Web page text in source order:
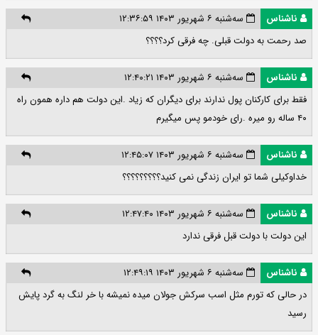
ناشناس
سه‌شنبه ۶ شهریور ۱۴۰۳ ۱۲:۳۶:۵۹
صد رحمت به دولت قبلی. چه فرقی کرد؟؟؟؟
ناشناس
سه‌شنبه ۶ شهریور ۱۴۰۳ ۱۲:۴۰:۲۱
فقط برای کارکنان پول ندارند برای دیگران که زیاد .این دولت هم داره همون راه
۴۰ ساله رو میره .رای خودمو پس میگیرم
ناشناس
سه‌شنبه ۶ شهریور ۱۴۰۳ ۱۲:۴۵:۰۷
خداوکیلی شما تو ایران زندگی نمی کنید؟؟؟؟؟؟؟؟؟
ناشناس
سه‌شنبه ۶ شهریور ۱۴۰۳ ۱۲:۴۷:۴۰
این دولت با دولت قبل فرقی ندارد
ناشناس
سه‌شنبه ۶ شهریور ۱۴۰۳ ۱۲:۴۹:۱۹
در حالی که تورم مثل اسب سرکش جولان میده نمیشه با خر لنگ به گرد پایش
رسید